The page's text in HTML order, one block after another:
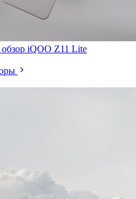
iQOO Z11 Lite